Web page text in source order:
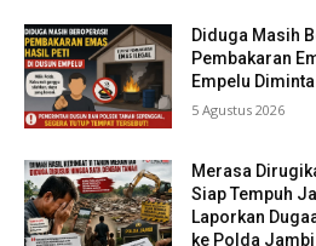
Diduga Masih
Pembakaran
Empelu
5 Agustus 2026
Merasa
Siap Tempuh
Laporkan
ke Polda Jambi